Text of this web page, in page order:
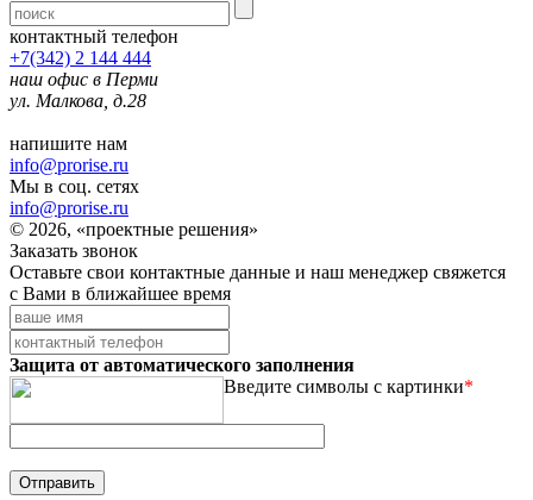
контактный телефон
+7(342) 2 144 444
наш офис в Перми
ул. Малкова, д.28
напишите нам
info@prorise.ru
Мы в соц. сетях
info@prorise.ru
© 2026, «проектные решения»
Заказать звонок
Оставьте свои контактные данные и наш менеджер свяжется
с Вами в ближайшее время
Защита от автоматического заполнения
Введите символы с картинки*